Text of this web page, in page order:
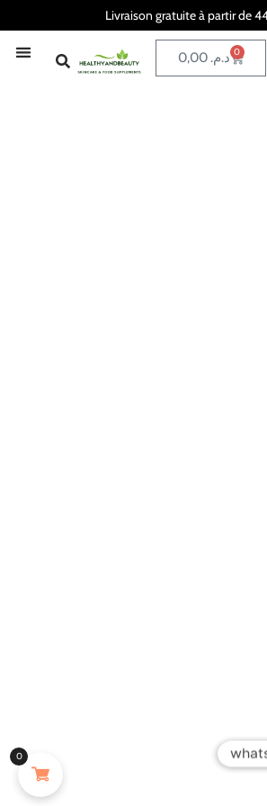
Livraison gratuite à partir de
د.م.0,00 0
0